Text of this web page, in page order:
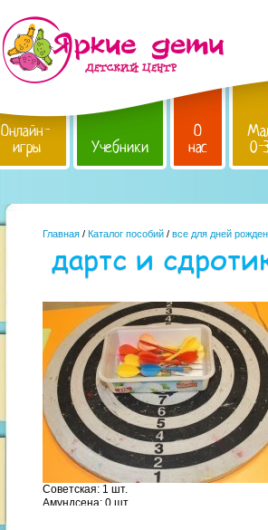
Онлайн-
игры Учебники
О
нас 0-
Главная / Каталог пособий / все для дней
дартс и
Советская: 1 шт.
Амундсена: 0 шт.